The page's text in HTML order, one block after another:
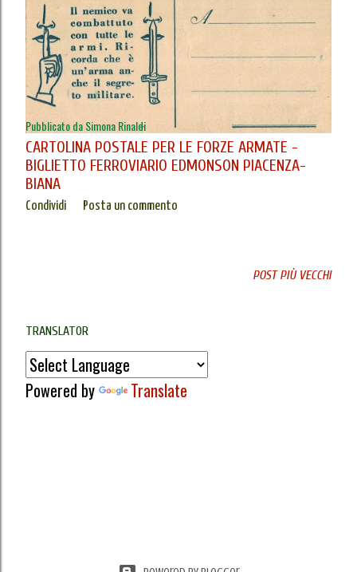
Pubblicato daSimona Rinaldi
CARTOLINA POSTALE PER LE FORZE ARMATE -
BIGLIETTO FERROVIARIO EDMONSON PIACENZA-
BIANA
Condividi Posta un commento
POST PIÙ VECCHI
TRANSLATOR
Powered by Translate